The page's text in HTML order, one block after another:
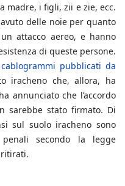
madre, i figli, zii e zie, ecc.
delle noie per quanto
attacco aereo, e hanno
di queste persone.
cablogrammi pubblicati da
iracheno che, allora, ha
annunciato che l’accordo
sarebbe stato firmato. Di
sul suolo iracheno sono
secondo la legge
ritirati.